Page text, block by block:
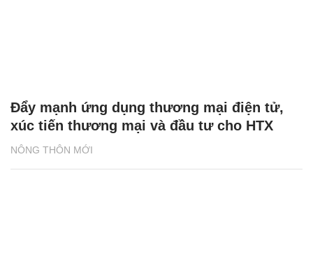
NÔNG THÔN MỚI
Đẩy mạnh ứng dụng thương mại điện tử,
xúc tiến thương mại và đầu tư cho HTX